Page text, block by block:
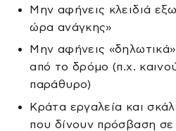
Μην αφήνεις κλειδιά
ώρα ανάγκης»
Μην αφήνεις
από το δρόμο (π.χ.
παράθυρο)
Κράτα εργαλεία και
που δίνουν πρόσβαση